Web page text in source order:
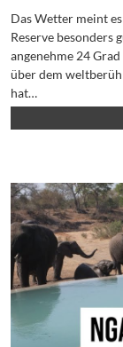
Das Wetter meint
Reserve besonders
angenehme 24
über dem
hat…